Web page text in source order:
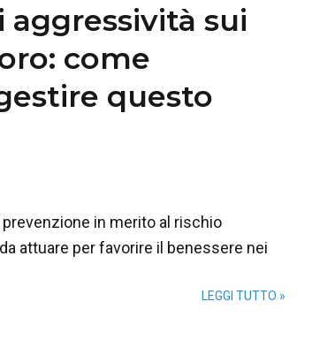
sui
come
questo
in merito al rischio
attuare per favorire il benessere nei
LEGGI TUTTO »